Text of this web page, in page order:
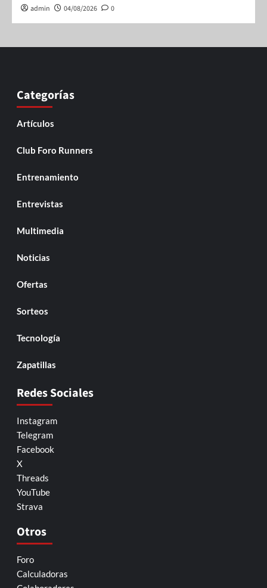
admin 04/08/2026 0
Categorías
Artículos
Club Foro Runners
Entrenamiento
Entrevistas
Multimedia
Noticias
Ofertas
Sorteos
Tecnología
Zapatillas
Redes Sociales
Instagram
Telegram
Facebook
X
Threads
YouTube
Strava
Otros
Foro
Calculadoras